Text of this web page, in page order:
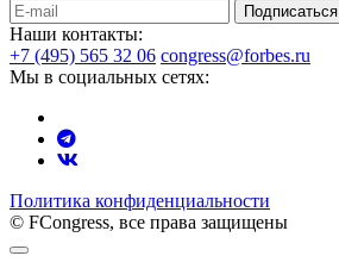
Подписаться
Наши контакты:
+7 (495) 565 32 06 congress@forbes.ru
Мы в социальных сетях:
Политика конфиденциальности
© FCongress, все права защищены